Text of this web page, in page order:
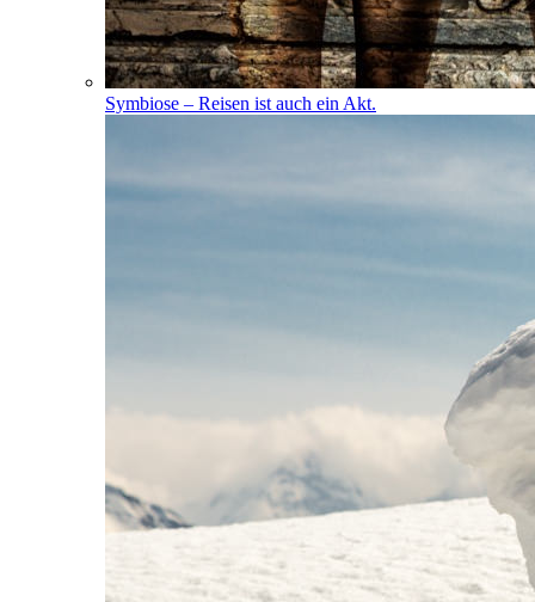
Symbiose – Reisen ist auch ein Akt.